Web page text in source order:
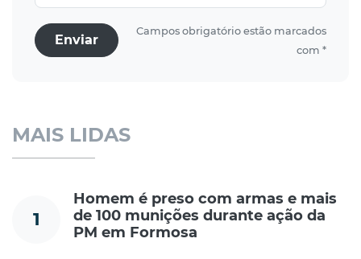
Enviar
Campos obrigatório estão marcados
com *
MAIS LIDAS
1
Homem é preso com armas e mais
de 100 munições durante ação da
PM em Formosa